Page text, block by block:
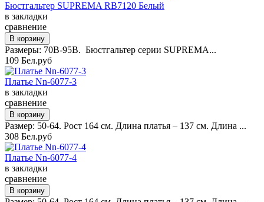
Бюстгальтер SUPREMA RB7120 Белый
в закладки
сравнение
Размеры: 70B-95B. Бюстгальтер серии SUPREMA...
109 Бел.руб
Платье Nn-6077-3
в закладки
сравнение
Размер: 50-64. Рост 164 см. Длина платья – 137 см. Длина ...
308 Бел.руб
Платье Nn-6077-4
в закладки
сравнение